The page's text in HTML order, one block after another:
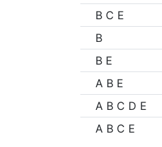
B C E
B
B E
A B E
A B C D E
A B C E